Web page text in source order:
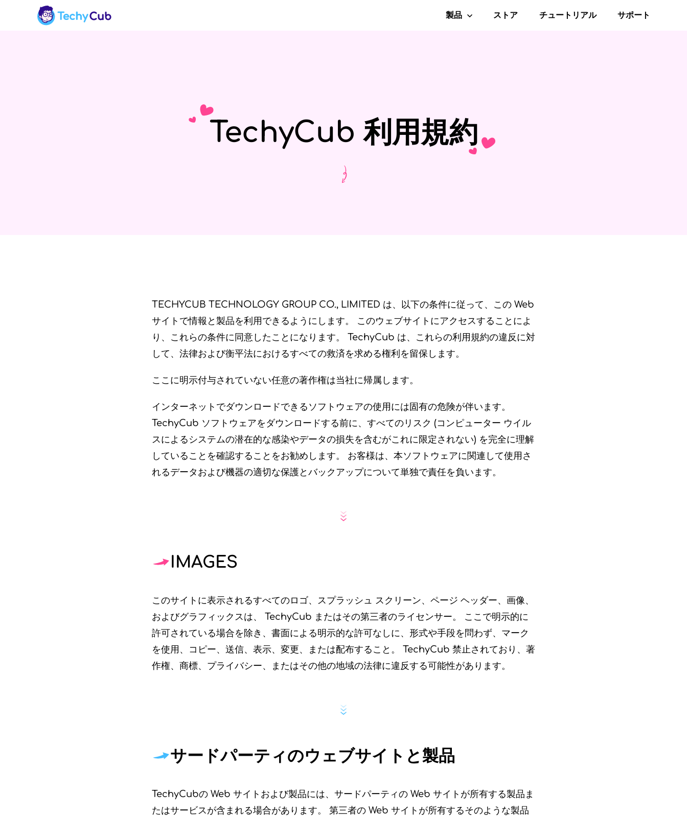
製品 ストア チュートリアル サポート
TechyCub 利用規約
TECHYCUB TECHNOLOGY GROUP CO., LIMITED は、以下の条件に従って、この Web
サイトで情報と製品を利用できるようにします。 このウェブサイトにアクセスすることによ
り、これらの条件に同意したことになります。 TechyCub は、これらの利用規約の違反に対
して、法律および衡平法におけるすべての救済を求める権利を留保します。
ここに明示付与されていない任意の著作権は当社に帰属します。
インターネットでダウンロードできるソフトウェアの使用には固有の危険が伴います。
TechyCub ソフトウェアをダウンロードする前に、すべてのリスク (コンピューター ウイル
スによるシステムの潜在的な感染やデータの損失を含むがこれに限定されない) を完全に理解
していることを確認することをお勧めします。 お客様は、本ソフトウェアに関連して使用さ
れるデータおよび機器の適切な保護とバックアップについて単独で責任を負います。
IMAGES
このサイトに表示されるすべてのロゴ、スプラッシュ スクリーン、ページ ヘッダー、画像、
およびグラフィックスは、 TechyCub またはその第三者のライセンサー。 ここで明示的に
許可されている場合を除き、書面による明示的な許可なしに、形式や手段を問わず、マーク
を使用、コピー、送信、表示、変更、または配布すること。 TechyCub 禁止されており、著
作権、商標、プライバシー、またはその他の地域の法律に違反する可能性があります。
サードパーティのウェブサイトと製品
TechyCubの Web サイトおよび製品には、サードパーティの Web サイトが所有する製品ま
たはサービスが含まれる場合があります。 第三者の Web サイトが所有するそのような製品